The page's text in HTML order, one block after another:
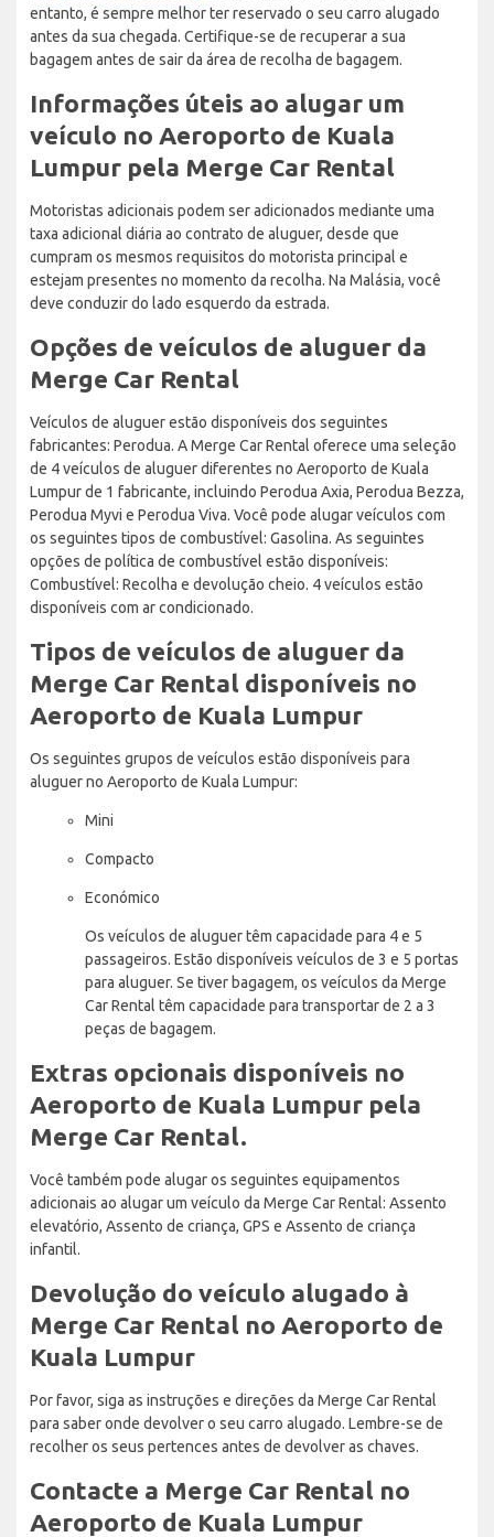
entanto, é sempre melhor ter reservado o seu carro alugado
antes da sua chegada. Certifique-se de recuperar a sua
bagagem antes de sair da área de recolha de bagagem.
Informações úteis ao alugar um
veículo no Aeroporto de Kuala
Lumpur pela Merge Car Rental
Motoristas adicionais podem ser adicionados mediante uma
taxa adicional diária ao contrato de aluguer, desde que
cumpram os mesmos requisitos do motorista principal e
estejam presentes no momento da recolha. Na Malásia, você
deve conduzir do lado esquerdo da estrada.
Opções de veículos de aluguer da
Merge Car Rental
Veículos de aluguer estão disponíveis dos seguintes
fabricantes: Perodua. A Merge Car Rental oferece uma seleção
de 4 veículos de aluguer diferentes no Aeroporto de Kuala
Lumpur de 1 fabricante, incluindo Perodua Axia, Perodua Bezza,
Perodua Myvi e Perodua Viva. Você pode alugar veículos com
os seguintes tipos de combustível: Gasolina. As seguintes
opções de política de combustível estão disponíveis:
Combustível: Recolha e devolução cheio. 4 veículos estão
disponíveis com ar condicionado.
Tipos de veículos de aluguer da
Merge Car Rental disponíveis no
Aeroporto de Kuala Lumpur
Os seguintes grupos de veículos estão disponíveis para
aluguer no Aeroporto de Kuala Lumpur:
Mini
Compacto
Económico
Os veículos de aluguer têm capacidade para 4 e 5
passageiros. Estão disponíveis veículos de 3 e 5 portas
para aluguer. Se tiver bagagem, os veículos da Merge
Car Rental têm capacidade para transportar de 2 a 3
peças de bagagem.
Extras opcionais disponíveis no
Aeroporto de Kuala Lumpur pela
Merge Car Rental.
Você também pode alugar os seguintes equipamentos
adicionais ao alugar um veículo da Merge Car Rental: Assento
elevatório, Assento de criança, GPS e Assento de criança
infantil.
Devolução do veículo alugado à
Merge Car Rental no Aeroporto de
Kuala Lumpur
Por favor, siga as instruções e direções da Merge Car Rental
para saber onde devolver o seu carro alugado. Lembre-se de
recolher os seus pertences antes de devolver as chaves.
Contacte a Merge Car Rental no
Aeroporto de Kuala Lumpur